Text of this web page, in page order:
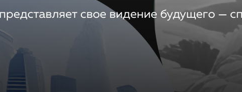
свое видение будущего —